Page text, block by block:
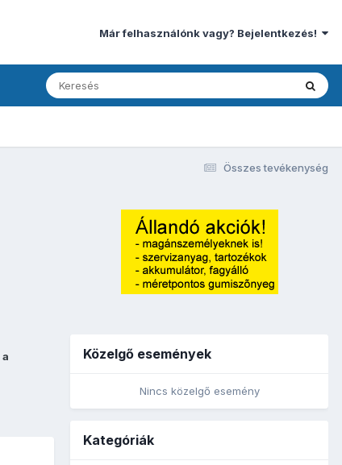
Már felhasználónk vagy? Bejelentkezés!
Összes tevékenység
a
Közelgő események
Nincs közelgő esemény
Kategóriák